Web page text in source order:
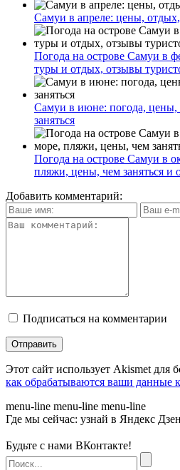
Самуи в апреле: цены, отдых,
Погода на острове Самуи в
туры и отдых, отзывы
Самуи в июне: погода, цены,
заняться
Погода на острове Самуи в
пляжи, цены, чем заняться и
Добавить комментарий:
Подписаться на комментарии
Этот сайт использует Akismet для
как обрабатываются ваши данные
menu-line menu-line menu-line
Где мы сейчас: узнай в Яндекс Дзен
Будьте с нами ВКонтакте!